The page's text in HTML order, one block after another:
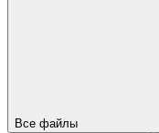
Все файлы